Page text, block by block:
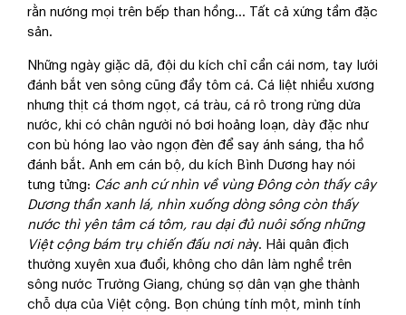
rằn nướng mọi trên bếp than hồng... Tất cả xứng tầm đặc
sản.
Những ngày giặc dã, đội du kích chỉ cần cái nơm, tay lưới
đánh bắt ven sông cũng đầy tôm cá. Cá liệt nhiều xương
nhưng thịt cá thơm ngọt, cá tràu, cá rô trong rừng dừa
nước, khi có chân người nó bơi hoảng loạn, dày đặc như
con bù hóng lao vào ngọn đèn để say ánh sáng, tha hồ
đánh bắt. Anh em cán bộ, du kích Bình Dương hay nói
tưng tửng: Các anh cứ nhìn về vùng Đông còn thấy cây
Dương thần xanh lá, nhìn xuống dòng sông còn thấy
nước thì yên tâm cá tôm, rau dại đủ nuôi sống những
Việt cộng bám trụ chiến đấu nơi này. Hải quân địch
thường xuyên xua đuổi, không cho dân làm nghề trên
sông nước Trường Giang, chúng sợ dân vạn ghe thành
chỗ dựa của Việt cộng. Bọn chúng tính một, mình tính